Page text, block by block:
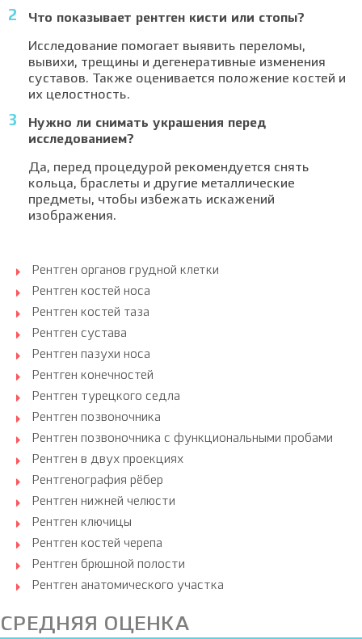
Что показывает рентген кисти или стопы?
Исследование помогает выявить переломы,
вывихи, трещины и дегенеративные изменения
суставов. Также оценивается положение костей и
их целостность.
Нужно ли снимать украшения перед
исследованием?
Да, перед процедурой рекомендуется снять
кольца, браслеты и другие металлические
предметы, чтобы избежать искажений
изображения.
Рентген органов грудной клетки
Рентген костей носа
Рентген костей таза
Рентген сустава
Рентген пазухи носа
Рентген конечностей
Рентген турецкого седла
Рентген позвоночника
Рентген позвоночника с функциональными пробами
Рентген в двух проекциях
Рентгенография рёбер
Рентген нижней челюсти
Рентген ключицы
Рентген костей черепа
Рентген брюшной полости
Рентген анатомического участка
СРЕДНЯЯ ОЦЕНКА